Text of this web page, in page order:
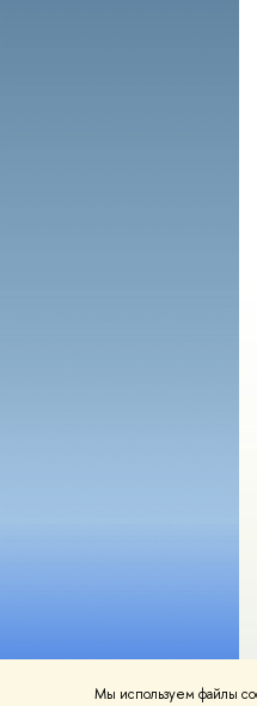
Мы используем файлы